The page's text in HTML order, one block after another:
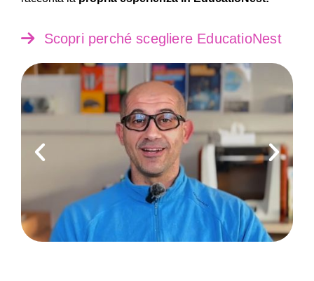
Scopri perché scegliere EducatioNest